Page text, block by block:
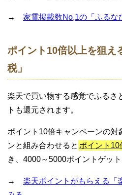
→ 家電掲載数No,1の「ふるな
ポイント10倍以上を狙え
税」
楽天で買い物する感覚でふるさ
トも還元されます。
ポイント10倍キャンペーンの対
ンと組み合わせると ポイント10
き、4000～5000ポイントゲッ
→ 楽天ポイントがもらえる「